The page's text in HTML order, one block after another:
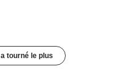
tourné le plus